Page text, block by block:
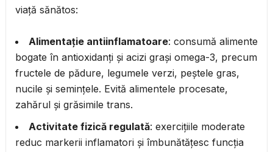
viață sănătos:
Alimentație antiinflamatoare: consumă alimente
bogate în antioxidanți și acizi grași omega-3, precum
fructele de pădure, legumele verzi, peștele gras,
nucile și semințele. Evită alimentele procesate,
zahărul și grăsimile trans.
Activitate fizică regulată: exercițiile moderate
reduc markerii inflamatori și îmbunătățesc funcția